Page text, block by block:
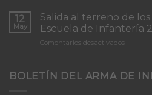
del
Curso
de
Tácticas
12
May
Salida al terreno de
Escuela de Infantería
Comentarios desactivadosen
terreno
BOLETÍN DEL ARMA DE